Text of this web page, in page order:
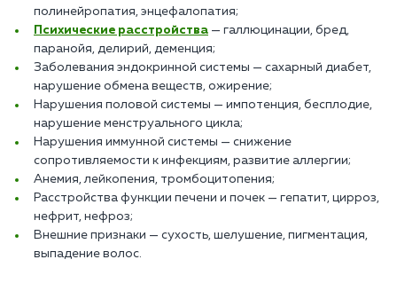
полинейропатия, энцефалопатия;
Психические расстройства — галлюцинации, бред,
паранойя, делирий, деменция;
Заболевания эндокринной системы — сахарный диабет,
нарушение обмена веществ, ожирение;
Нарушения половой системы — импотенция, бесплодие,
нарушение менструального цикла;
Нарушения иммунной системы — снижение
сопротивляемости к инфекциям, развитие аллергии;
Анемия, лейкопения, тромбоцитопения;
Расстройства функции печени и почек — гепатит, цирроз,
нефрит, нефроз;
Внешние признаки — сухость, шелушение, пигментация,
выпадение волос.